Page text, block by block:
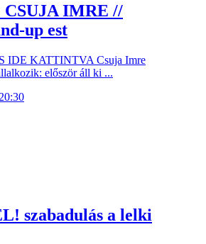
CSUJA IMRE //
up est
IDE KATTINTVA Csuja Imre
először áll ki ...
szabadulás a lelki